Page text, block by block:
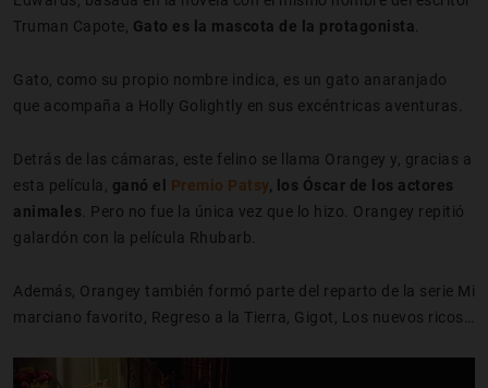
Truman Capote, Gato es la mascota de la protagonista
Gato, como su propio nombre indica, es un gato anaranjado
que acompaña a Holly Golightly en sus excéntricas aventuras.
Detrás de las cámaras, este felino se llama Orangey y, gracias a
esta película, ganó el Premio Patsy, los Óscar de los actores
animales . Pero no fue la única vez que lo hizo. Orangey repitió
galardón con la película Rhubarb.
Además, Orangey también formó parte del reparto de la serie Mi
marciano favorito, Regreso a la Tierra, Gigot, Los nuevos ricos…